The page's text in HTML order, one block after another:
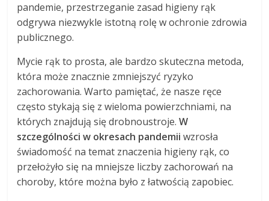
pandemie, przestrzeganie zasad higieny rąk
odgrywa niezwykle istotną rolę w ochronie zdrowia
publicznego.
Mycie rąk to prosta, ale bardzo skuteczna metoda,
która może znacznie zmniejszyć ryzyko
zachorowania. Warto pamiętać, że nasze ręce
często stykają się z wieloma powierzchniami, na
których znajdują się drobnoustroje.W
szczególności w okresach pandemii wzrosła
świadomość na temat znaczenia higieny rąk, co
przełożyło się na mniejsze liczby zachorowań na
choroby, które można było z łatwością zapobiec.